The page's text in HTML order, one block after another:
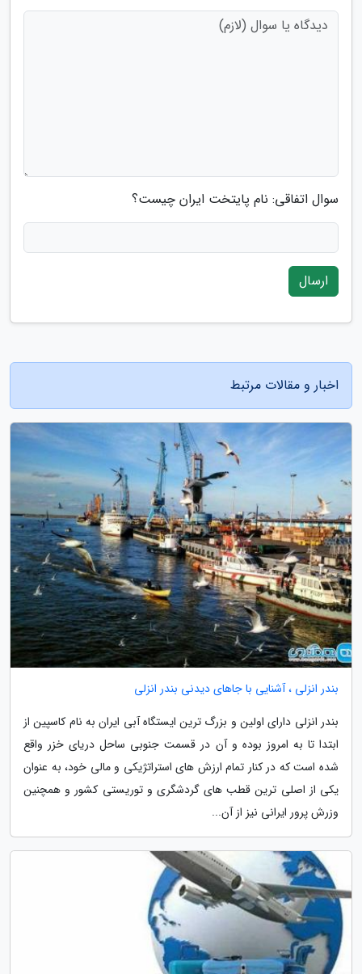
سوال اتفاقی: نام پایتخت ایران چیست؟
ارسال
اخبار و مقالات مرتبط
بندر انزلی ، آشنایی با جاهای دیدنی بندر انزلی
بندر انزلی دارای اولین و بزرگ ترین ایستگاه آبی ایران به نام کاسپین از
ابتدا تا به امروز بوده و آن در قسمت جنوبی ساحل دریای خزر واقع
شده است که در کنار تمام ارزش های استراتژیکی و مالی خود، به عنوان
یکی از اصلی ترین قطب های گردشگری و توریستی کشور و همچنین
وزرش پرور ایرانی نیز از آن...